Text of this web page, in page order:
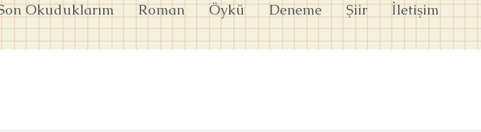
Okuduklarım Roman Öykü Deneme Şiir İletişim